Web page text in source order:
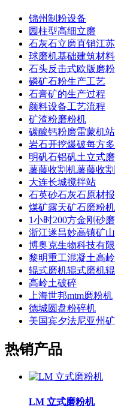
锦州制粉设备
园柱型高细立磨
石灰石立磨直销江苏
球磨机基础建筑材
石头反击式欧版磨
磷矿石粉生产工艺
石膏矿的生产过程
颜料设备工艺流程
矿渣粉磨粉机
碳酸钙粉磨雷蒙机
岩石开挖爆破每方
明矾石铝矾土立式
薯藤收割机薯藤收
大连长城搅拌站
石英砂石灰石原材
煤矿露天矿石磨粉机
1小时200方金刚砂
浙江遂昌妙高镇矿
博奥克生物科技有限
黎明重工混凝土高
辊式磨机辊式磨机
高岭土破碎
上海世邦mtm磨粉机
德城圆盘粉碎机
美国宾夕法尼亚州
热销产品
LM 立式磨粉机